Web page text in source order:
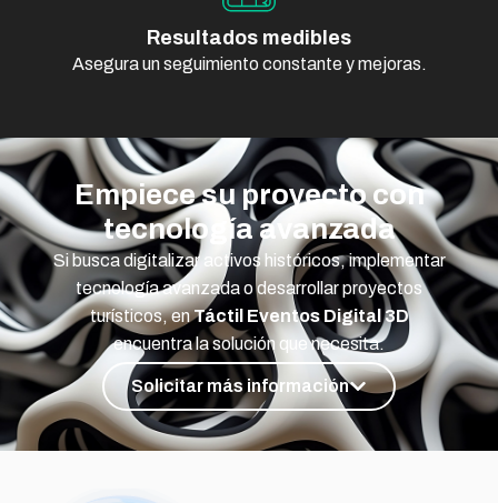
Resultados medibles
Asegura un seguimiento constante y mejoras.
Empiece su proyecto con
tecnología avanzada
Si busca digitalizar activos históricos, implementar
tecnología avanzada o desarrollar proyectos
turísticos, enTáctil Eventos Digital 3D
encuentra la solución que necesita.
Solicitar más información